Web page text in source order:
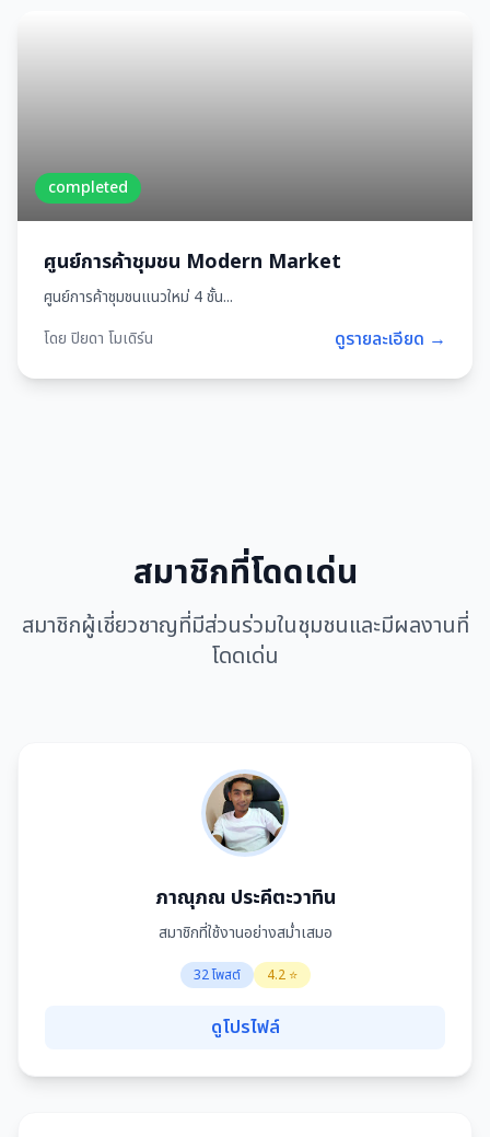
completed
ศูนย์การค้าชุมชน Modern Market
ศูนย์การค้าชุมชนแนวใหม่ 4 ชั้น...
โดย ปิยดา โมเดิร์น
ดูรายละเอียด →
สมาชิกที่โดดเด่น
สมาชิกผู้เชี่ยวชาญที่มีส่วนร่วมในชุมชนและมีผลงานที่
โดดเด่น
ภาณุภณ ประคีตะวาทิน
สมาชิกที่ใช้งานอย่างสม่ำเสมอ
32 โพสต์ 4.2 ⭐
ดูโปรไฟล์